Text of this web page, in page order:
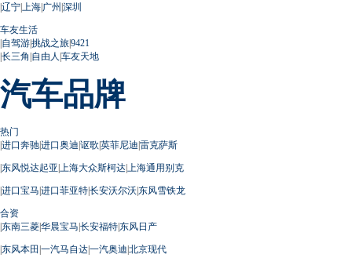
|辽宁| 上海|广州 |深圳
车友生活
|自驾游|挑战之旅|9421
|长三角 |自由人 |车友天地
汽车品牌
热门
|进口奔驰|进口奥迪|讴歌|英菲尼迪|雷克萨斯
|东风悦达起亚| 上海大众斯柯达| 上海通用别克
|进口宝马|进口菲亚特|长安沃尔沃|东风雪铁龙
合资
|东南三菱|华晨宝马|长安福特|东风日产
|东风本田 |一汽马自达|一汽奥迪|北京现代